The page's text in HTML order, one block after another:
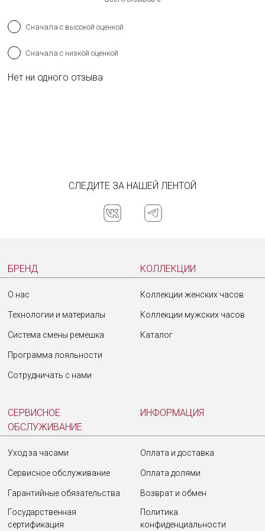
Нет ни одного отзыва
Сначала с высокой оценкой
Сначала с низкой оценкой
СЛЕДИТЕ ЗА НАШЕЙ ЛЕНТОЙ
БРЕНД КОЛЛЕКЦИИ
О нас
Технологии и материалы
Система смены ремешка
Программа лояльности
Сотрудничать с нами
Коллекции женских часов
Коллекции мужских часов
Каталог
СЕРВИСНОЕ
ОБСЛУЖИВАНИЕ
ИНФОРМАЦИЯ
Уход за часами
Сервисное обслуживание
Гарантийные обязательства
Государственная
сертификация
Оплата и доставка
Оплата долями
Возврат и обмен
Политика
конфиденциальности